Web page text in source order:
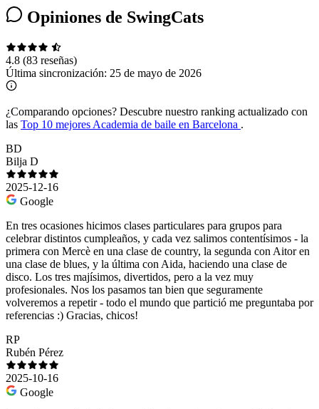
Opiniones de SwingCats
4.8 (83 reseñas)
Última sincronización: 25 de mayo de 2026
¿Comparando opciones? Descubre nuestro ranking actualizado con
las Top 10 mejores Academia de baile en Barcelona .
BD
Bilja D
2025-12-16
Google
En tres ocasiones hicimos clases particulares para grupos para
celebrar distintos cumpleaños, y cada vez salimos contentísimos - la
primera con Mercè en una clase de country, la segunda con Aitor en
una clase de blues, y la última con Aida, haciendo una clase de
disco. Los tres majísimos, divertidos, pero a la vez muy
profesionales. Nos los pasamos tan bien que seguramente
volveremos a repetir - todo el mundo que partició me preguntaba por
referencias :) Gracias, chicos!
RP
Rubén Pérez
2025-10-16
Google